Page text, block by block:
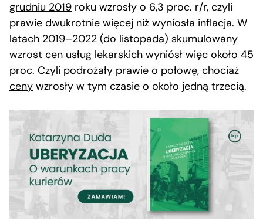
grudniu 2019 roku wzrosły o 6,3 proc. r/r, czyli
prawie dwukrotnie więcej niż wyniosła inflacja. W
latach 2019–2022 (do listopada) skumulowany
wzrost cen usług lekarskich wyniósł więc około 45
proc. Czyli podrożały prawie o połowę, chociaż
ceny wzrosły w tym czasie o około jedną trzecią.